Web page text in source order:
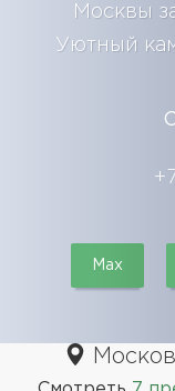
Москвы
Уютный
Max